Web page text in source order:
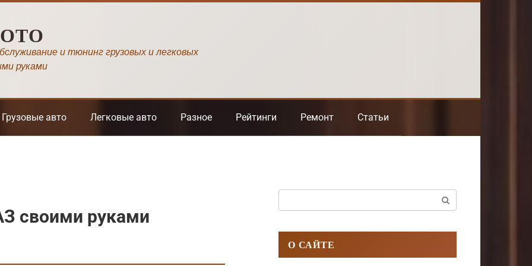
и тюнинг грузовых и легковых
руками
Грузовые авто Легковые авто Разное Рейтинги Ремонт Статьи
своими руками
О САЙТЕ